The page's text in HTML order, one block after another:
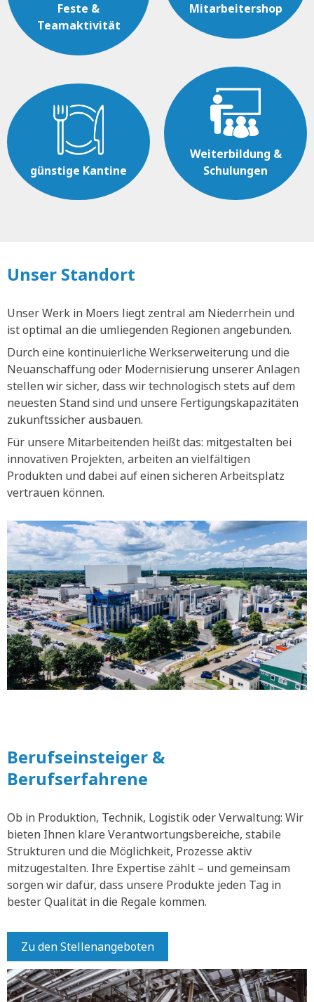
Feste &
Teamaktivität
günstige Kantine
Mitarbeitershop
Weiterbildung &
Schulungen
Unser Standort
Unser Werk in Moers liegt zentral am Niederrhein und
ist optimal an die umliegenden Regionen angebunden.
Durch eine kontinuierliche Werkserweiterung und die
Neuanschaffung oder Modernisierung unserer Anlagen
stellen wir sicher, dass wir technologisch stets auf dem
neuesten Stand sind und unsere Fertigungskapazitäten
zukunftssicher ausbauen.
Für unsere Mitarbeitenden heißt das: mitgestalten bei
innovativen Projekten, arbeiten an vielfältigen
Produkten und dabei auf einen sicheren Arbeitsplatz
vertrauen können.
Berufseinsteiger &
Berufserfahrene
Ob in Produktion, Technik, Logistik oder Verwaltung: Wir
bieten Ihnen klare Verantwortungsbereiche, stabile
Strukturen und die Möglichkeit, Prozesse aktiv
mitzugestalten. Ihre Expertise zählt – und gemeinsam
sorgen wir dafür, dass unsere Produkte jeden Tag in
bester Qualität in die Regale kommen.
Zu den Stellenangeboten